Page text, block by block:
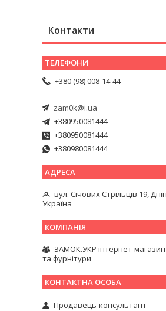
Контакти
+380 (98) 008-14-44
zam0k@i.ua
+380950081444
+380950081444
+380980081444
вул. Січових Стрільців 19,
Україна
ЗАМОК.УКР інтернет-магазин
та фурнітури
Продавець-консультант